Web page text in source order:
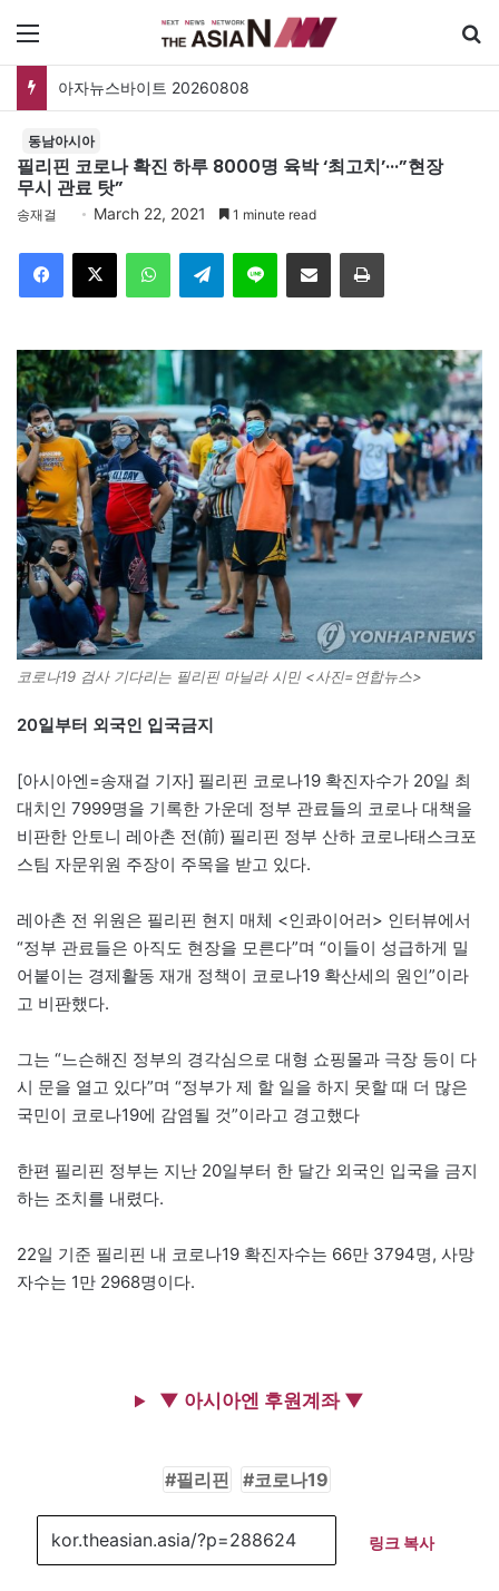
동남아시아
필리핀 코로나 확진 하루 8000명 육박 ‘최고치’···”현장
무시 관료 탓”
송재걸 March 22, 2021 1 minute read
Telegram 이메일
코로나19 검사 기다리는 필리핀 마닐라 시민 <사진=연합뉴스>
20일부터 외국인 입국금지
[아시아엔=송재걸 기자] 필리핀 코로나19 확진자수가 20일 최
대치인 7999명을 기록한 가운데 정부 관료들의 코로나 대책을
비판한 안토니 레아촌 전(前) 필리핀 정부 산하 코로나태스크포
스팀 자문위원 주장이 주목을 받고 있다.
레아촌 전 위원은 필리핀 현지 매체 <인콰이어러> 인터뷰에서
“정부 관료들은 아직도 현장을 모른다”며 “이들이 성급하게 밀
어붙이는 경제활동 재개 정책이 코로나19 확산세의 원인”이라
고 비판했다.
그는 “느슨해진 정부의 경각심으로 대형 쇼핑몰과 극장 등이 다
시 문을 열고 있다”며 “정부가 제 할 일을 하지 못할 때 더 많은
국민이 코로나19에 감염될 것”이라고 경고했다
한편 필리핀 정부는 지난 20일부터 한 달간 외국인 입국을 금지
하는 조치를 내렸다.
22일 기준 필리핀 내 코로나19 확진자수는 66만 3794명, 사망
자수는 1만 2968명이다.
▼ 아시아엔 후원계좌 ▼
필리핀 코로나19
링크 복사